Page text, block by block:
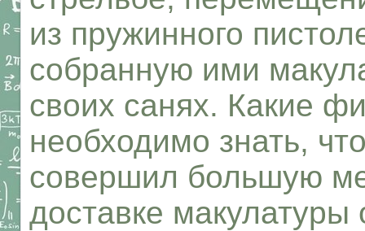
из пружинного
собранную ими
своих санях. Какие
необходимо знать,
совершил большую
доставке